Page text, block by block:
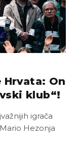
Hrvata: On
klub“!
igrača
Hezonja